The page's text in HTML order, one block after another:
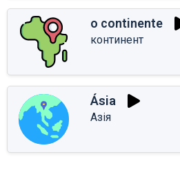
o continente
континент
Ásia
Азія